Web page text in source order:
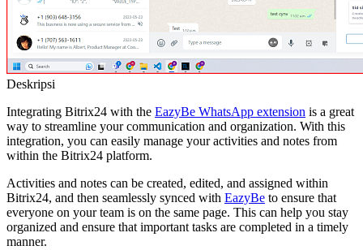
Deskripsi
Integrating Bitrix24 with the EazyBe WhatsApp extension is a great
way to streamline your communication and organization. With this
integration, you can easily manage your activities and notes from
within the Bitrix24 platform.
Activities and notes can be created, edited, and assigned within
Bitrix24, and then seamlessly synced with EazyBe to ensure that
everyone on your team is on the same page. This can help you stay
organized and ensure that important tasks are completed in a timely
manner.